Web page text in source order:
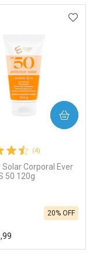
FAVORITOS
(4)
Corporal Ever
50 120g
,99
20% OFF
COMPRAR